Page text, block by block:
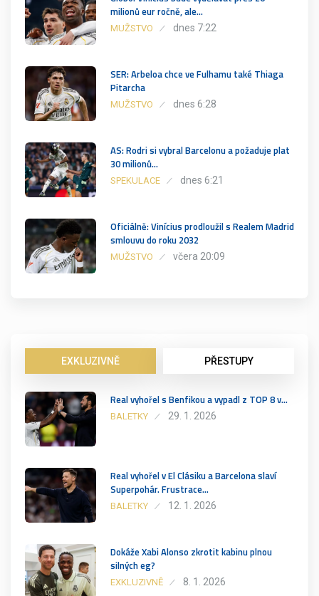
milionů eur ročně, ale…
MUŽSTVO dnes 7:22
SER: Arbeloa chce ve Fulhamu také Thiaga
Pitarcha
MUŽSTVO dnes 6:28
AS: Rodri si vybral Barcelonu a požaduje plat
30 milionů…
SPEKULACE dnes 6:21
Oficiálně: Vinícius prodloužil s Realem Madrid
smlouvu do roku 2032
MUŽSTVO včera 20:09
EXKLUZIVNĚ PŘESTUPY
Real vyhořel s Benfikou a vypadl z TOP 8 v…
BALETKY 29. 1. 2026
Real vyhořel v El Clásiku a Barcelona slaví
Superpohár. Frustrace…
BALETKY 12. 1. 2026
Dokáže Xabi Alonso zkrotit kabinu plnou
silných eg?
EXKLUZIVNĚ 8. 1. 2026